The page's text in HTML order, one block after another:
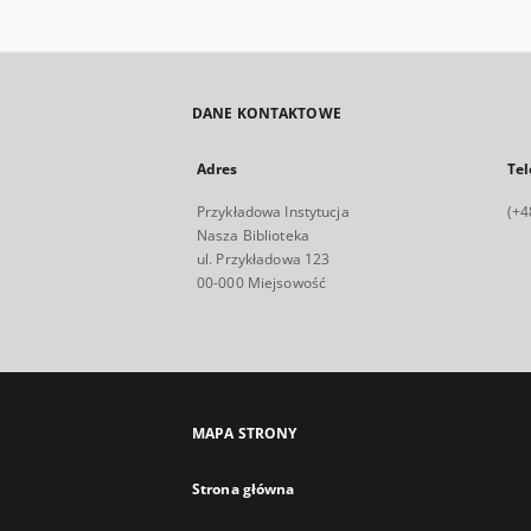
DANE KONTAKTOWE
Adres
Przykładowa Instytucja
Nasza Biblioteka
ul. Przykładowa 123
00-000 Miejsowość
MAPA STRONY
Strona główna